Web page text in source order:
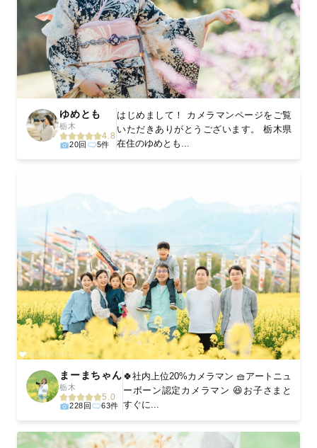
ゆめとも
栃木
4.8
20回 5件
はじめまして！ カメラマンページをご覧
いただきありがとうございます。 栃木県
在住のゆめとも...
まーまちゃん
栃木
5.0
228回 63件
🍀社内上位20%カメラマン 🧺アートニュ
ーボーン認定カメラマン‬‬‬ 😆お子さまと
すぐに...